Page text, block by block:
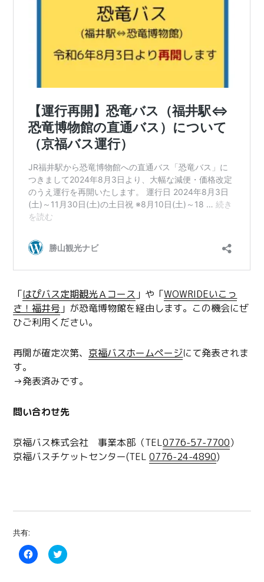
「はぴバス定期観光Ａコース 」や「WOWRIDEいこっ
さ！福井号 」が恐竜博物館を経由します。この機会にぜ
ひご利用ください。
再開が確定次第、 京福バスホームページにて発表されま
す。
→発表済みです。
問い合わせ先
京福バス株式会社 事業本部（TEL0776-57-7700）
京福バスチケットセンター(TEL0776-24-4890)
共有:
F
a
C
l